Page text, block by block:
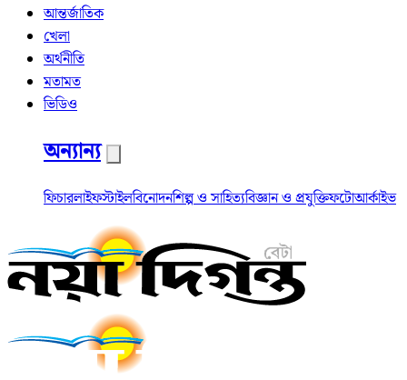
আন্তর্জাতিক
খেলা
অর্থনীতি
মতামত
ভিডিও
অন্যান্য
ফিচারলাইফস্টাইলবিনোদনশিল্প ও সাহিত্যবিজ্ঞান ও প্রযুক্তিফটোআর্কাইভ